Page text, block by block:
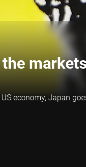
economy, Japan